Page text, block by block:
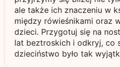
ale także ich znaczeniu w
między rówieśnikami oraz
dzieci. Przygotuj się na
lat beztroskich i odkryj, co
dzieciństwo było tak